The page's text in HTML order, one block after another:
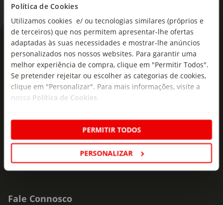
Política de Cookies
Utilizamos cookies e/ ou tecnologias similares (próprios e
de terceiros) que nos permitem apresentar-lhe ofertas
adaptadas às suas necessidades e mostrar-lhe anúncios
personalizados nos nossos websites. Para garantir uma
melhor experiência de compra, clique em "Permitir Todos".
Se pretender rejeitar ou escolher as categorias de cookies,
clique em "Personalizar". Para mais informações, visite a
nossa Política de Cookies
PERMITIR TODOS
PERSONALIZAR
As novidades mais frescas no
seu e-mail!
Subscreva e descubra campanhas exclusivas,
ofertas e novidades para si.
mail
Subscrever
Fale Connosco